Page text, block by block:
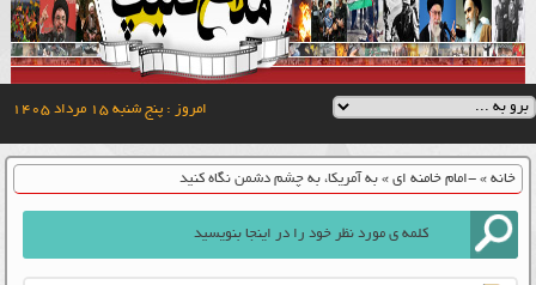
امروز : پنج شنبه ۱۵ مرداد ۱۴۰۵
خانه» -امام خامنه ای» به آمريکا، به چشم دشمن نگاه کنيد